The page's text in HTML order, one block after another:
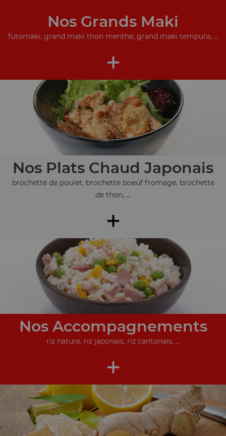
Nos Grands Maki
futomaki, grand maki thon menthe, grand maki tempura, ...
+
Nos Plats Chaud Japonais
brochette de poulet, brochette boeuf fromage, brochette
de thon, ...
+
Nos Accompagnements
riz nature, riz japonais, riz cantonais, ...
+